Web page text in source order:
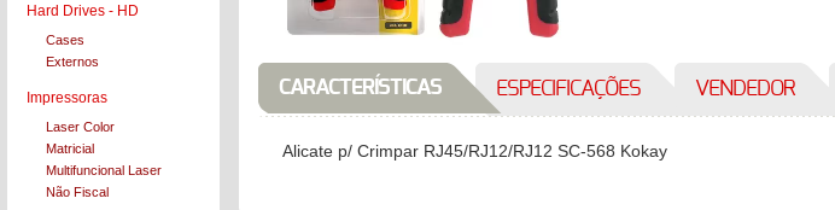
Hard Drives - HD
Cases
Externos
Impressoras
Laser Color
Matricial
Multifuncional Laser
Não Fiscal
CARACTERÍSTICAS ESPECIFICAÇÕES VENDEDOR
Alicate p/ Crimpar RJ45/RJ12/RJ12 SC-568 Kokay